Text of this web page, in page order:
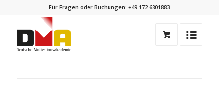
Für Fragen oder Buchungen:+49 172 6801883